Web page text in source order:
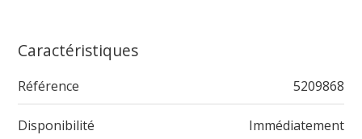
Caractéristiques
Référence 5209868
Disponibilité Immédiatement